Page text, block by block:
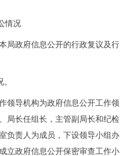
情况
政府信息公开的行政复议及行
导机构为政府信息公开工作领
局长任组长，主管副局长和纪检
负责人为成员，下设领导小组办
立政府信息公开保密审查工作小